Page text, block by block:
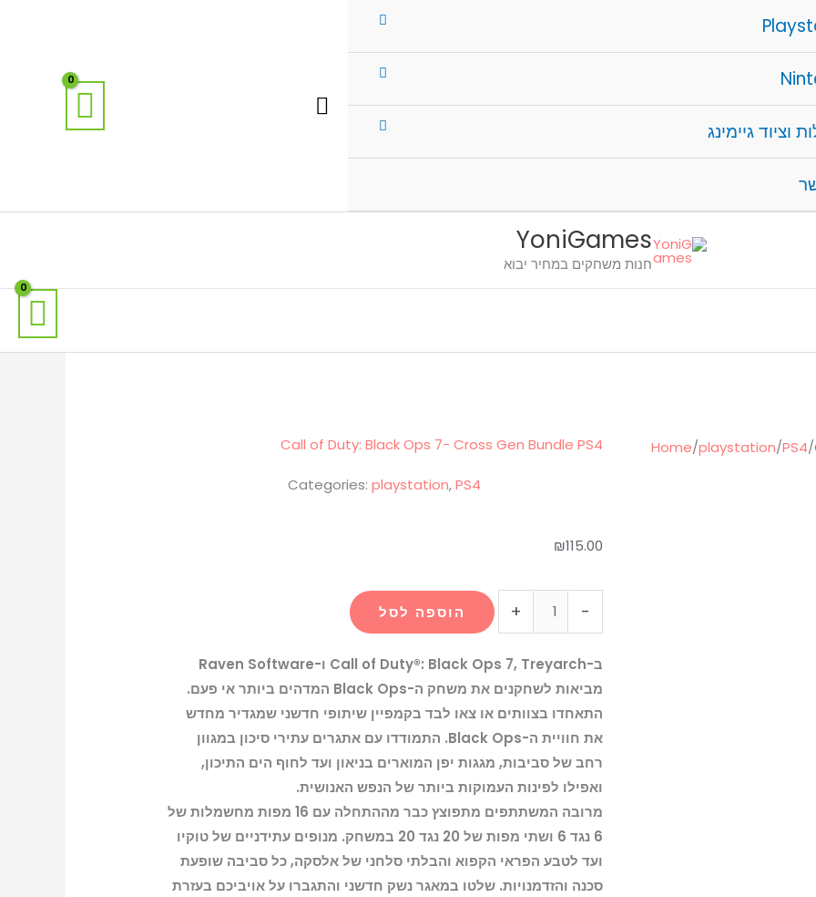
וציוד גיימינג
YoniGames
חנות משחקים במחיר יבוא
Home/playstation/PS4/
Call of Duty: Black Ops 7- Cross Gen Bundle PS4
Categories: playstation,PS4
₪115.00
-
of
Duty:
Black
Ops
7-
Cross
Gen
Bundle
PS4
+ הוספה לסל
ב-Call of Duty®: Black Ops 7, Treyarch ו-Raven Software
מביאות לשחקנים את משחק ה-Black Ops המדהים ביותר אי פעם.
התאחדו בצוותים או צאו לבד בקמפיין שיתופי חדשני שמגדיר מחדש
את חוויית ה-Black Ops. התמודדו עם אתגרים עתירי סיכון במגוון
רחב של סביבות, מגגות יפן המוארים בניאון ועד לחוף הים התיכון,
ואפילו לפינות העמוקות ביותר של הנפש האנושית.
מרובה המשתתפים מתפוצץ כבר מההתחלה עם 16 מפות מחשמלות של
6 נגד 6 ושתי מפות של 20 נגד 20 במשחק. מנופים עתידניים של טוקיו
ועד לטבע הפראי הקפוא והבלתי סלחני של אלסקה, כל סביבה שופעת
סכנה והזדמנויות. שלטו במאגר נשק חדשני והתגברו על אויביכם בעזרת